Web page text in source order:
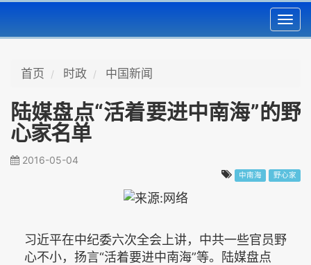
首页 时政 中国新闻
陆媒盘点“活着要进中南海”的野
心家名单
2016-05-04
中南海 野心家
习近平在中纪委六次全会上讲，中共一些官员野
心不小，扬言“活着要进中南海”等。陆媒盘点